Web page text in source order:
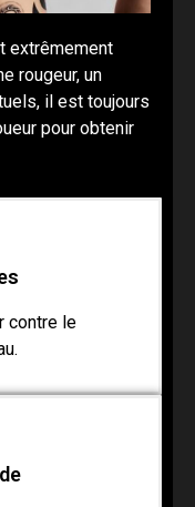
extrêmement
rougeur, un
il est toujours
pour obtenir
contre le